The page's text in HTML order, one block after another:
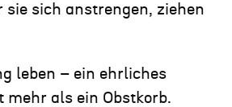
sie sich anstrengen, ziehen
leben – ein ehrliches
mehr als ein Obstkorb.